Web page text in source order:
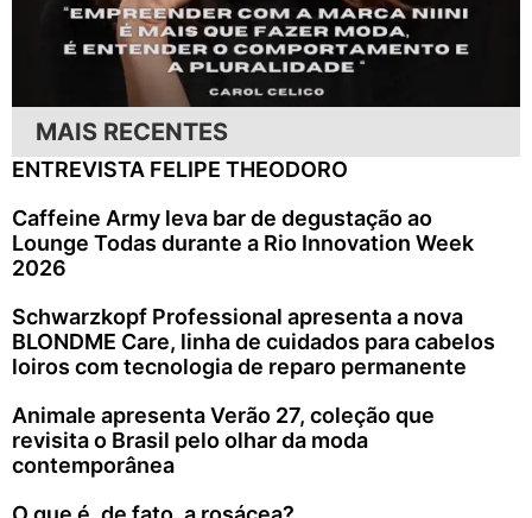
MAIS RECENTES
ENTREVISTA FELIPE THEODORO
Caffeine Army leva bar de degustação ao
Lounge Todas durante a Rio Innovation Week
2026
Schwarzkopf Professional apresenta a nova
BLONDME Care, linha de cuidados para cabelos
loiros com tecnologia de reparo permanente
Animale apresenta Verão 27, coleção que
revisita o Brasil pelo olhar da moda
contemporânea